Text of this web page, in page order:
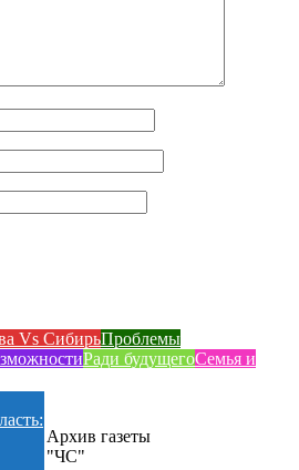
Vs СибирьПроблемы
Ради будущегоСемья и
Архив газеты
"ЧС"